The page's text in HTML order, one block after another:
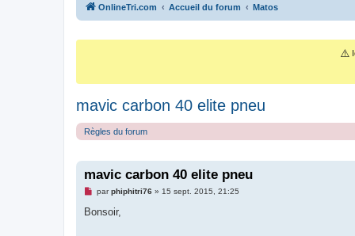
OnlineTri.com Accueil du forum Matos
⚠️
mavic carbon 40 elite pneu
Règles du forum
mavic carbon 40 elite pneu
M
s
parphiphitri76» 15 sept. 2015, 21:25
Bonsoir,